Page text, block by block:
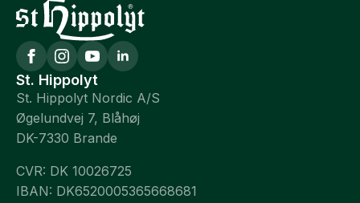
St. Hippolyt
St. Hippolyt Nordic A/S
Øgelundvej 7, Blåhøj
DK-7330 Brande
CVR: DK 10026725
IBAN: DK6520005365668681